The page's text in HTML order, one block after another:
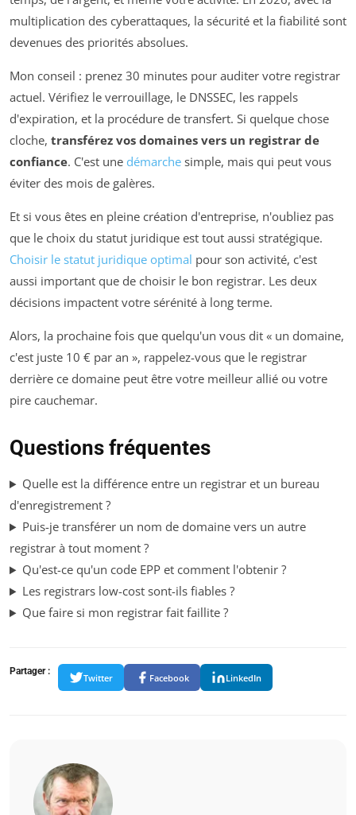
multiplication des cyberattaques, la sécurité et la fiabilité sont
devenues des priorités absolues.
Mon conseil : prenez 30 minutes pour auditer votre registrar
actuel. Vérifiez le verrouillage, le DNSSEC, les rappels
d'expiration, et la procédure de transfert. Si quelque chose
cloche, transférez vos domaines vers un registrar de
confiance. C'est une démarche simple, mais qui peut vous
éviter des mois de galères.
Et si vous êtes en pleine création d'entreprise, n'oubliez pas
que le choix du statut juridique est tout aussi stratégique.
Choisir le statut juridique optimal pour son activité, c'est
aussi important que de choisir le bon registrar. Les deux
décisions impactent votre sérénité à long terme.
Alors, la prochaine fois que quelqu'un vous dit « un domaine,
c'est juste 10 € par an », rappelez-vous que le registrar
derrière ce domaine peut être votre meilleur allié ou votre
pire cauchemar.
Questions fréquentes
Quelle est la différence entre un registrar et un bureau
d'enregistrement ?
Puis-je transférer un nom de domaine vers un autre
registrar à tout moment ?
Qu'est-ce qu'un code EPP et comment l'obtenir ?
Les registrars low-cost sont-ils fiables ?
Que faire si mon registrar fait faillite ?
Partager :
Twitter Facebook LinkedIn